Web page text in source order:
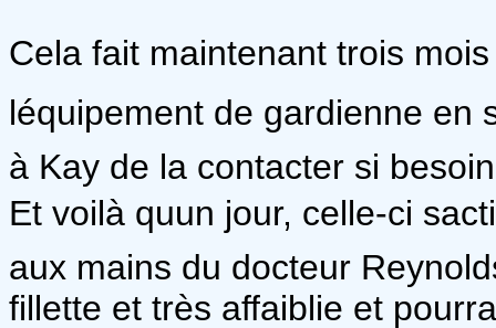
Cela fait maintenant trois mois
léquipement de gardienne
à Kay de la contacter si
Et voilà quun jour, celle-ci
aux mains du docteur
fillette et très affaiblie et